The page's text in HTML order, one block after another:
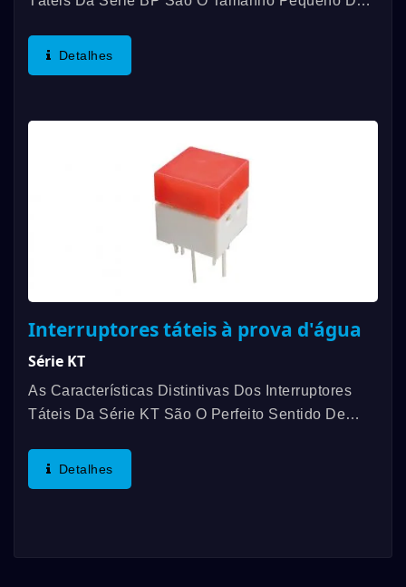
Táteis Iluminados À Prova D'água. A Faixa De
Temperatura...
Detalhes
Interruptores táteis à prova d'água
Série KT
As Características Distintivas Dos Interruptores
Táteis Da Série KT São O Perfeito Sentido De
Única Da Placa Difusora E Estrutura Selada Para
Garantir...
Detalhes